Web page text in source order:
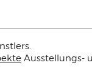
Ausstellungs-